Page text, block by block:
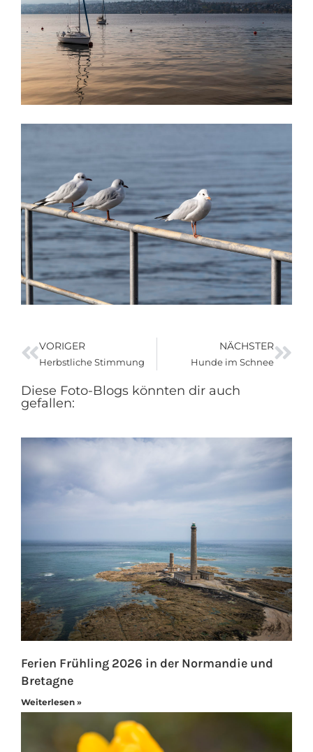
VORIGER
Herbstliche Stimmung
NÄCHSTER
Hunde im Schnee
Diese Foto-Blogs könnten dir auch
gefallen:
Ferien Frühling 2026 in der Normandie und
Bretagne
Weiterlesen »